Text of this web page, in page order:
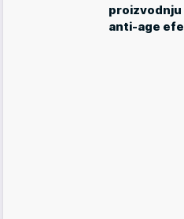
proizvodnju
anti-age